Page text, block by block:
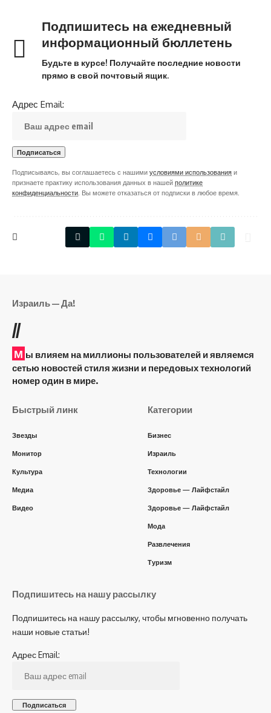
Подпишитесь на ежедневный
информационный бюллетень
Будьте в курсе! Получайте последние новости
прямо в свой почтовый ящик.
Адрес Email:
Подписываясь, вы соглашаетесь с нашими условиями использования и
признаете практику использования данных в нашей политике
конфиденциальности . Вы можете отказаться от подписки в любое время.
Израиль — Да!
//
М ы влияем на миллионы пользователей и являемся
сетью новостей стиля жизни и передовых технологий
номер один в мире.
Быстрый линк
Звезды
Монитор
Культура
Медиа
Видео
Категории
Бизнес
Израиль
Технологии
Здоровье — Лайфстайл
Здоровье — Лайфстайл
Мода
Развлечения
Туризм
Подпишитесь на нашу рассылку
Подпишитесь на нашу рассылку, чтобы мгновенно получать
наши новые статьи!
Адрес Email: